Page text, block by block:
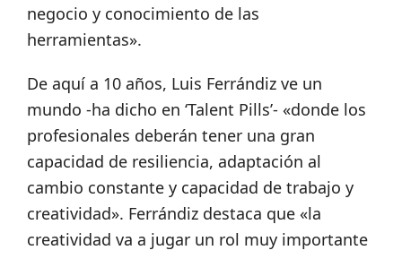
negocio y conocimiento de las
herramientas».
De aquí a 10 años, Luis Ferrándiz ve un
mundo -ha dicho en ‘Talent Pills’- «donde los
profesionales deberán tener una gran
capacidad de resiliencia, adaptación al
cambio constante y capacidad de trabajo y
creatividad». Ferrándiz destaca que «la
creatividad va a jugar un rol muy importante